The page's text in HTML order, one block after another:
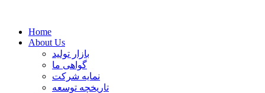
Home
About Us
بازار تولید
گواهی ما
نمایه شرکت
تاریخچه توسعه